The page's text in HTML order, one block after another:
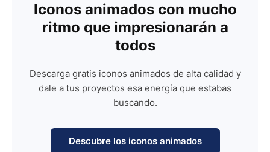
Iconos animados con mucho
ritmo que impresionarán a
todos
Descarga gratis iconos animados de alta calidad y
dale a tus proyectos esa energía que estabas
buscando.
Descubre los iconos animados